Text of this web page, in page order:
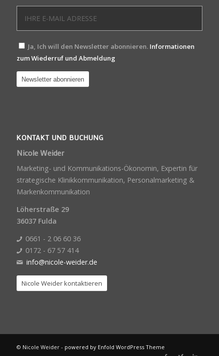
Ja, Ich will den Newsletter abonnieren. Informationen
zum Wiederruf und Abmeldung
KONTAKT UND BUCHUNG
Nicole Weider
Marketing- und Kommunikations-Ökonomin, Expertin für
strategische Klinikkommunikation, Personalmarketing &
Markenkommunikation
Löherstraße 29
36037 Fulda
0661 - 2 06 60 36
0172 - 67 57 414
info@nicole-weider.de
Nicole Weider kontaktieren
© Nicole Weider - powered by Enfold WordPress Theme